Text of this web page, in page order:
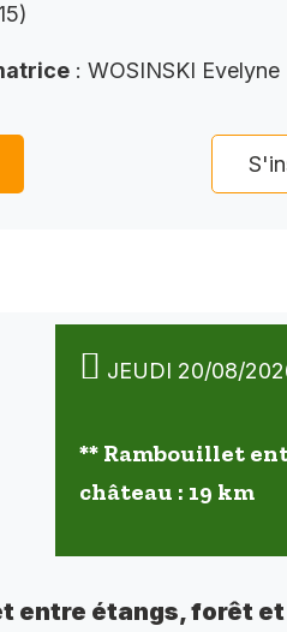
: WOSINSKI Evelyne
JEUDI 20/08/
** Rambouillet
château : 19 km
entre étangs, forêt et